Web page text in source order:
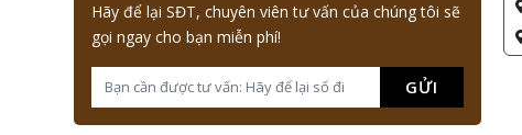
Hãy để lại SĐT, chuyên viên tư vấn của chúng tôi sẽ
gọi ngay cho bạn miễn phí!
GỬI